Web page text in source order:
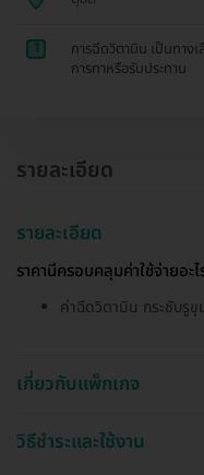
1
การฉีดวิตามิน เป็นทางเ
การทาหรือรับประทาน
รายละเอียด
รายละเอียด
ราคานี้ครอบคลุมค่าใช้จ่ายอะไ
ค่าฉีดวิตามิน กระชับรู
เกี่ยวกับแพ็กเกจ
วิธีชำระและใช้งาน